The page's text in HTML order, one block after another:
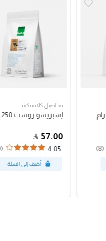
(8)
محاصيل كلاسيكية
إسبريسو روست 250 جرام
57.00
4.05
(20)